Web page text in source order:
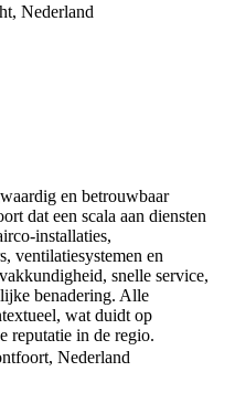
Nederland
en betrouwbaar
dat een scala aan diensten
ventilatiesystemen en
snelle service,
benadering. Alle
wat duidt op
reputatie in de regio.
Nederland